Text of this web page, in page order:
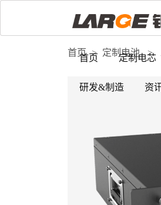
首页 定制电芯
研发&制造 资
首页 > 定制电池 >